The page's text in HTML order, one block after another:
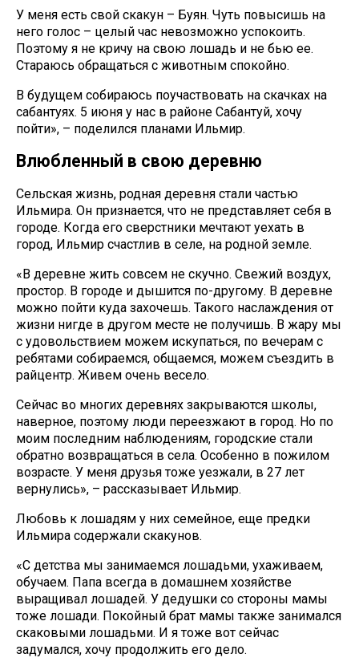
У меня есть свой скакун – Буян. Чуть повысишь на
него голос – целый час невозможно успокоить.
Поэтому я не кричу на свою лошадь и не бью ее.
Стараюсь обращаться с животным спокойно.
В будущем собираюсь поучаствовать на скачках на
сабантуях. 5 июня у нас в районе Сабантуй, хочу
пойти», – поделился планами Ильмир.
Влюбленный в свою деревню
Сельская жизнь, родная деревня стали частью
Ильмира. Он признается, что не представляет себя в
городе. Когда его сверстники мечтают уехать в
город, Ильмир счастлив в селе, на родной земле.
«В деревне жить совсем не скучно. Свежий воздух,
простор. В городе и дышится по-другому. В деревне
можно пойти куда захочешь. Такого наслаждения от
жизни нигде в другом месте не получишь. В жару мы
с удовольствием можем искупаться, по вечерам с
ребятами собираемся, общаемся, можем съездить в
райцентр. Живем очень весело.
Сейчас во многих деревнях закрываются школы,
наверное, поэтому люди переезжают в город. Но по
моим последним наблюдениям, городские стали
обратно возвращаться в села. Особенно в пожилом
возрасте. У меня друзья тоже уезжали, в 27 лет
вернулись», – рассказывает Ильмир.
Любовь к лошадям у них семейное, еще предки
Ильмира содержали скакунов.
«С детства мы занимаемся лошадьми, ухаживаем,
обучаем. Папа всегда в домашнем хозяйстве
выращивал лошадей. У дедушки со стороны мамы
тоже лошади. Покойный брат мамы также занимался
скаковыми лошадьми. И я тоже вот сейчас
задумался, хочу продолжить его дело.